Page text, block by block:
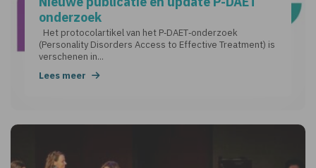
onderzoek
Het protocolartikel van het P‑DAET‑onderzoek
(Personality Disorders Access to Effective Treatment) is
verschenen in...
Lees meer